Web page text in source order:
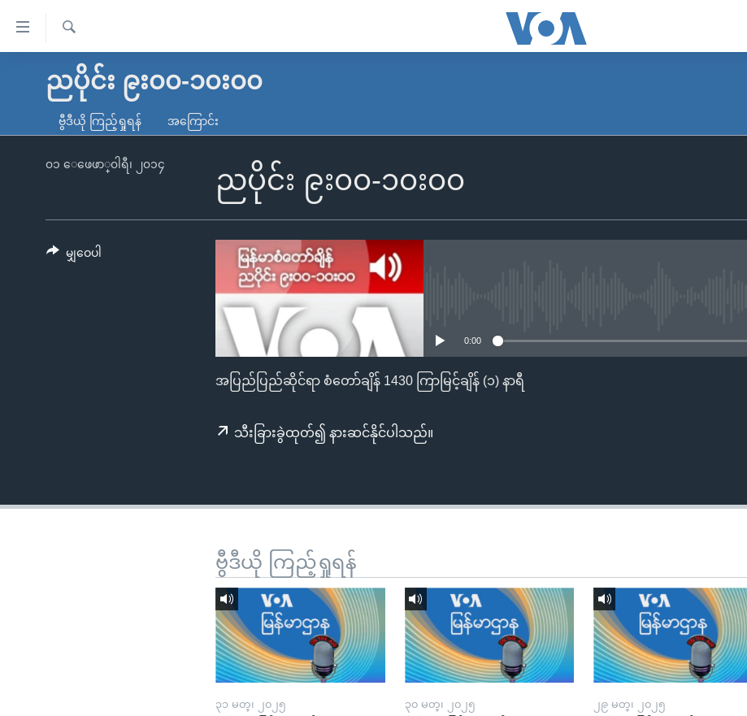
လွယ်ကူ
သည့်
မူလစာမျက်နှာ
ကမ္ဘာ့သတင်းများ
နိုင်ငံတကာ
တရုတ်
အစ္စရေး-ပါလက်စတိုင်း
ရပ်ဝန်းတခု လမ်းတခု အလွန်
အင်္ဂလိပ်စာလေ့လာမယ်
ရ
လာ
ညပိုင်း ၉း၀၀-၁၀း၀၀
Spotify
ဗွီဒီယို ကြည့်ရှုရန် အကြောင်း
ညပိုင်း ၉း၀၀-၁၀း၀၀
၀၁ ေဖေဖာ္၀ါရီ၊ ၂၀၁၄
0:00
အပြည်ပြည်ဆိုင်ရာ စံတော်ချိန် 1430 ကြာမြင့်ချိန် (၁) နာရီ
သီးခြားခွဲထုတ်၍ နားဆင်နိုင်ပါသည်။
မျှဝေပါ
ဗွီဒီယို ကြည့်ရှုရန်
၃၁ မတ္၊ ၂၀၂၅ ၃၀ မတ္၊ ၂၀၂၅ ၂၉ မတ္၊ ၂၀၂၅